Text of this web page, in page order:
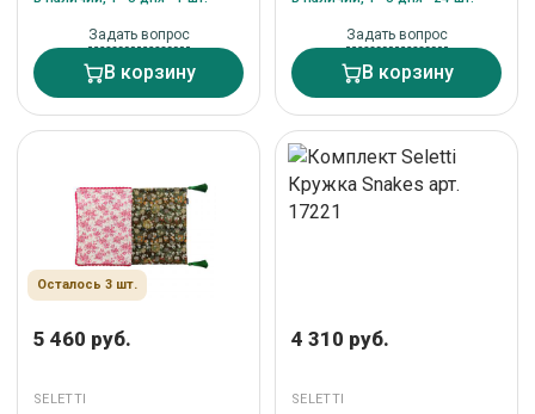
Задать вопрос
В корзину
Задать вопрос
В корзину
Осталось 3 шт.
5 460 руб.
SELETTI
4 310 руб.
SELETTI